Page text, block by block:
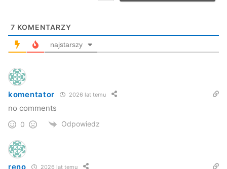
7 KOMENTARZY
najstarszy
komentator 2026 lat temu
no comments
0 Odpowiedz
reno 2026 lat temu